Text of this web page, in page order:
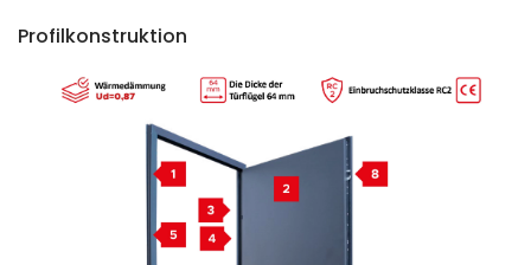
Profilkonstruktion